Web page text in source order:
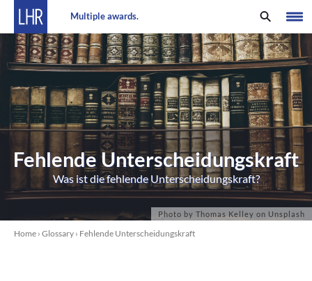
Multiple awards.
Fehlende Unterscheidungskraft
Was ist die fehlende Unterscheidungskraft?
Home › Glossary › Fehlende Unterscheidungskraft